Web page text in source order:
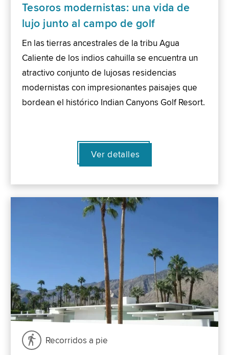
Tesoros modernistas: una vida de
lujo junto al campo de golf
En las tierras ancestrales de la tribu Agua
Caliente de los indios cahuilla se encuentra un
atractivo conjunto de lujosas residencias
modernistas con impresionantes paisajes que
bordean el histórico Indian Canyons Golf Resort.
Ver detalles
Recorridos a pie